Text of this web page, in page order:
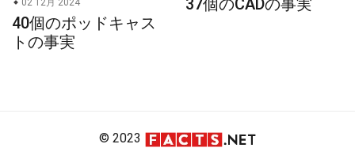
02 12月 2024
40個のポッドキャス
トの事実
37個のCADの事実
© 2023